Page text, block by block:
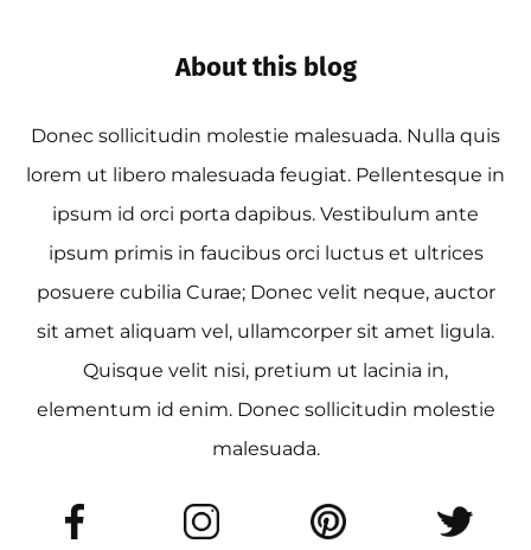
About this blog
Donec sollicitudin molestie malesuada. Nulla quis
lorem ut libero malesuada feugiat. Pellentesque in
ipsum id orci porta dapibus. Vestibulum ante
ipsum primis in faucibus orci luctus et ultrices
posuere cubilia Curae; Donec velit neque, auctor
sit amet aliquam vel, ullamcorper sit amet ligula.
Quisque velit nisi, pretium ut lacinia in,
elementum id enim. Donec sollicitudin molestie
malesuada.